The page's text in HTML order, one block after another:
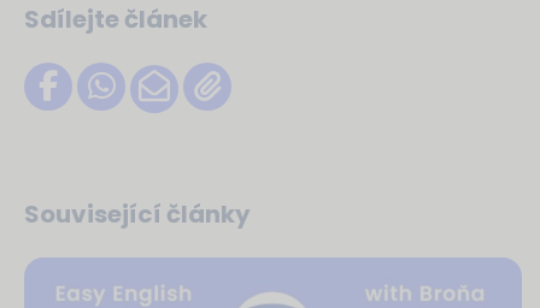
Sdílejte článek
Související články